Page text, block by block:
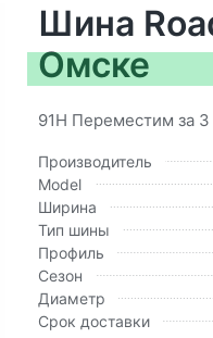
Шина
Омске
91H Переместим за 3
Производитель
Model
Ширина
Тип шины
Профиль
Сезон
Диаметр
Срок доставки